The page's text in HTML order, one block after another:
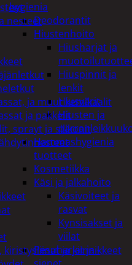
hygienia
Deodorantit
Hiustenhoito
Hiusharjat ja
Hiuspinnit ja
lenkit
Hiusvärit
Hiusten ja
Hammashygienia
tuotteet
Kosmetiikka
Käsi ja jalkahoito
Käsivoiteet ja
rasvat
Kynsisakset ja
viilat
Pesuharjat ja -
nesteet
ja muut kemikaalit
ja pakkelit
sprayt ja silikonit
kiristysliinat ja kiinnikkeet